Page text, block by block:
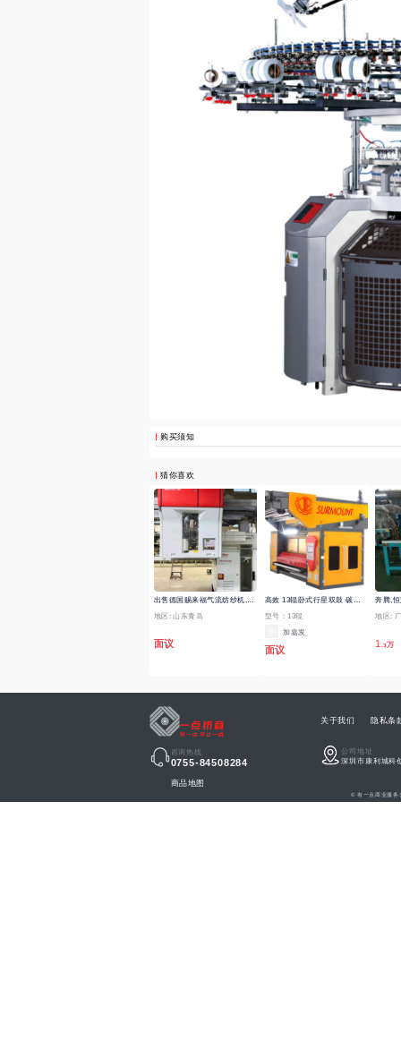
购买须知
猜你喜欢
出售德国赐来福气流纺纱机,充电活机
地区: 山东青岛
面议
高效 13辊卧式行星双鼓 碳素磨毛(擦毛)机
型号：13辊
加嘉发
面议
奔腾,
地区:
1 .3
咨询热线
0755-84508284
商品地图
关于我们 隐私条
公司地址
深圳市康利城科
© 有一点商业服